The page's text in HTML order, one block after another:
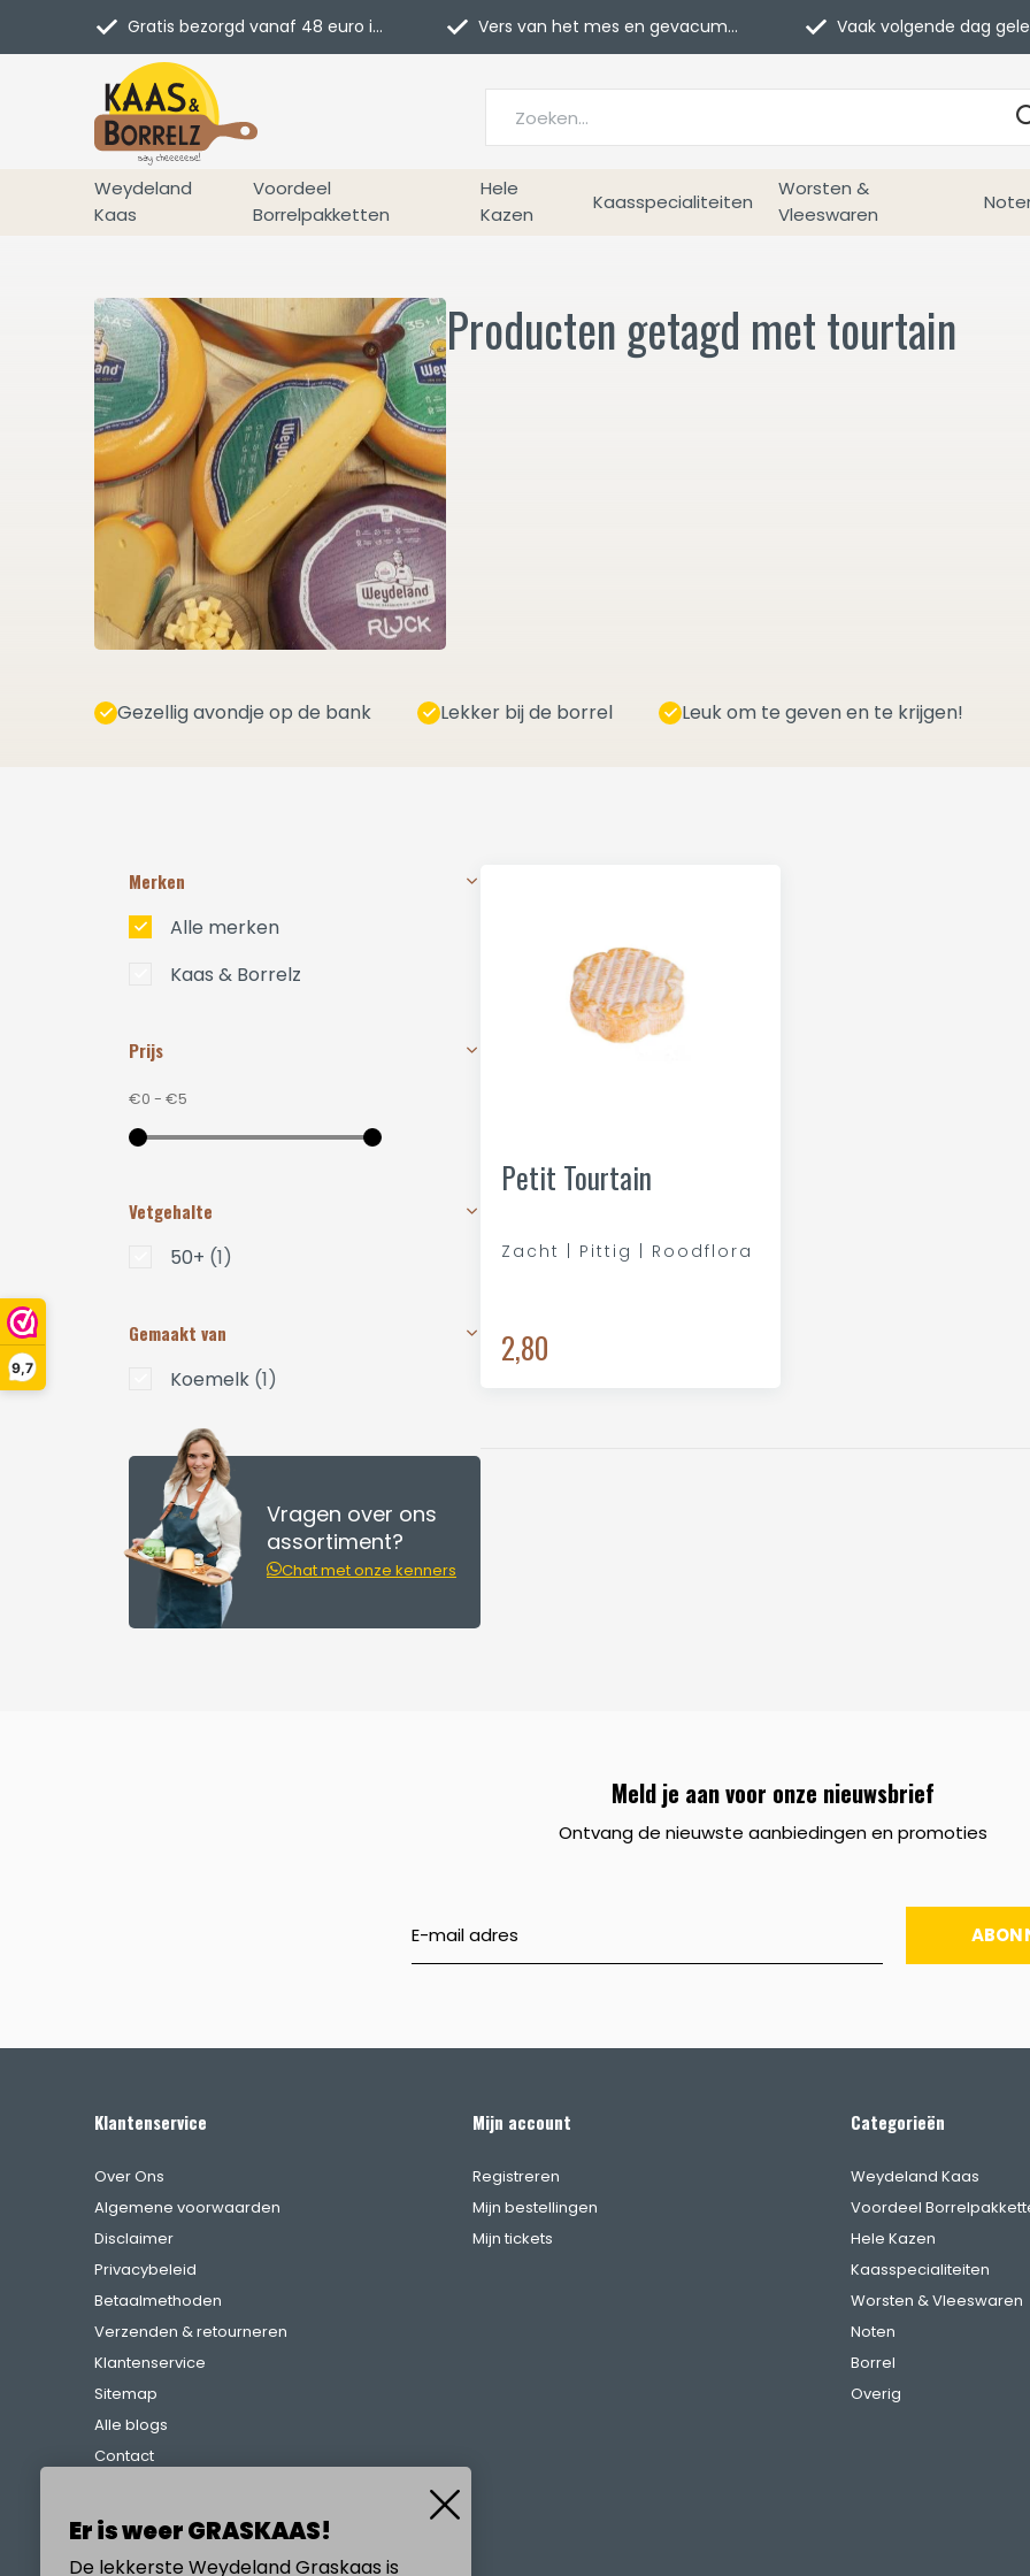
9,7
Weydeland
Kaas
Voordeel
Borrelpakketten
Hele
Kazen
Kaasspecialiteiten
Worsten &
Vleeswaren
Gratis bezorgd vanaf 48 euro in NL Vers van het mes en gevacumeerd Vaak volgende dag geleverd
Producten getagd met tourtain
Gezellig avondje op de bank Lekker bij de borrel Leuk om te geven en te krijgen!
Petit Tourtain
Zacht | Pittig | Roodflora
2,80
Merken
Alle merken
Kaas & Borrelz
Prijs
€0 - €5
Vetgehalte
50+ (1)
Gemaakt van
Koemelk (1)
Vragen over ons
assortiment?
Chat met onze kenners
Meld je aan voor onze nieuwsbrief
Ontvang de nieuwste aanbiedingen en promoties
Klantenservice
Over Ons
Algemene voorwaarden
Disclaimer
Privacybeleid
Betaalmethoden
Verzenden & retourneren
Klantenservice
Sitemap
Alle blogs
Contact
Referenties
Mijn account
Registreren
Mijn bestellingen
Mijn tickets
Categorieën
Weydeland Kaas
Voordeel
Hele Kazen
Kaasspecialiteiten
Worsten & Vleeswaren
Noten
Borrel
Overig
Er is weer GRASKAAS!
De lekkerste Weydeland Graskaas is